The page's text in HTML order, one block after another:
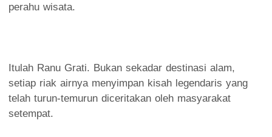
perahu wisata.
Itulah Ranu Grati. Bukan sekadar destinasi alam,
setiap riak airnya menyimpan kisah legendaris yang
telah turun-temurun diceritakan oleh masyarakat
setempat.